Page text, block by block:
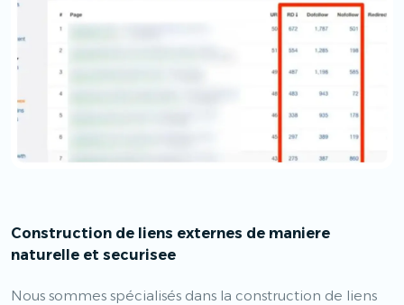
Construction de liens externes de maniere
naturelle et securisee
Nous sommes spécialisés dans la construction de liens